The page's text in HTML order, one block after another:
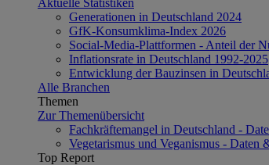
Generationen in Deutschland 2024
GfK-Konsumklima-Index 2026
Social-Media-Plattformen - Anteil der
Inflationsrate in Deutschland 1992-2025
Entwicklung der Bauzinsen in
Alle Branchen
Themen
Zur Themenübersicht
Fachkräftemangel in Deutschland -
Vegetarismus und Veganismus - Daten
Top Report